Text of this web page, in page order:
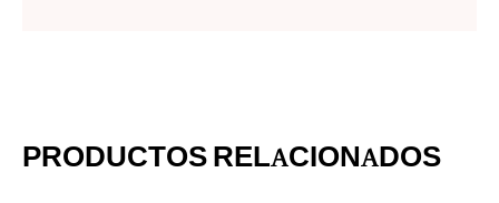
PRODUCTOS RELACIONADOS